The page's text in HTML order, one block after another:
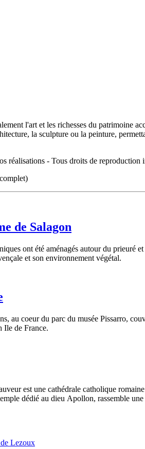
l'art et les richesses du patrimoine
la sculpture ou la peinture,
réalisations - Tous droits de reproduction
de Salagon
ont été aménagés autour du prieuré
et son environnement végétal.
au coeur du parc du musée Pissarro,
Ile de France.
est une cathédrale catholique
dédié au dieu Apollon, rassemble
Lezoux